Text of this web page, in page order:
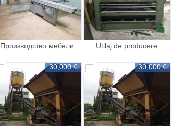
Производство мебели Utilaj de producere
30,000 € 30,000 €